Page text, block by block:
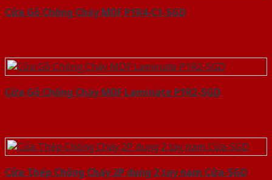
Cửa Gỗ Chống Cháy MDF P1R4-C1-SGD
Cửa Gỗ Chống Cháy MDF Laminate P1R2-SGD
Cửa Thép Chống Cháy 2P dung 2 tay nam Cửa-SGD